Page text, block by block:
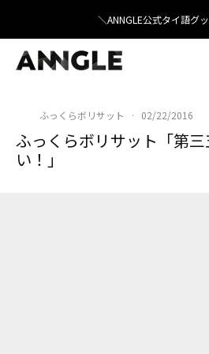
＼ANNGLE公式タイ語グ
ふっくらボリサット · 02/22/2016
ふっくらボリサット「第
い！」